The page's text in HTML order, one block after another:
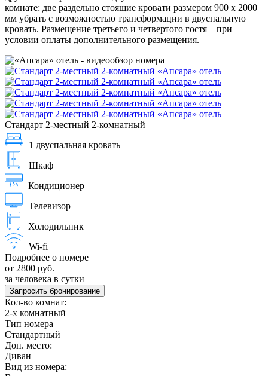
комнате: две раздельно стоящие кровати размером 900 х 2000
мм убрать с возможностью трансформации в двуспальную
кровать. Размещение третьего и четвертого гостя – при
условии оплаты дополнительного размещения.
Стандарт 2-местный 2-комнатный
1 двуспальная кровать
Шкаф
Кондиционер
Телевизор
Холодильник
Wi-fi
Подробнее о номере
от 2800 руб.
за человека в сутки
Запросить бронирование
Кол-во комнат:
2-х комнатный
Тип номера
Стандартный
Доп. место:
Диван
Вид из номера: